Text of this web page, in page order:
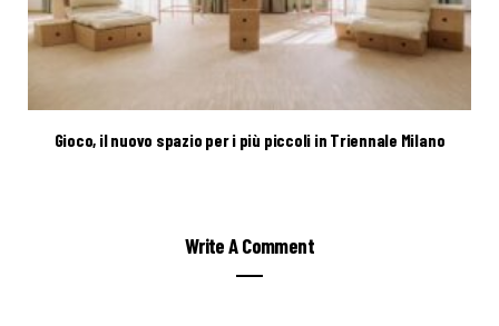
Gioco, il nuovo spazio per i più piccoli in Triennale Milano
Write A Comment